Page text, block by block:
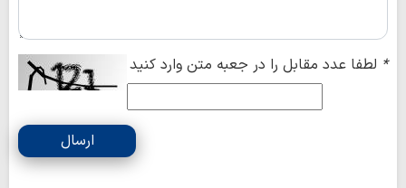
* لطفا عدد مقابل را در جعبه متن وارد کنید
ارسال